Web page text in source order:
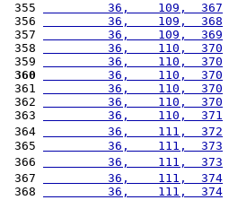
355
         36,    109,  367
356
         36,    109,  368
357
         36,    109,  369
358
         36,    110,  370
359
         36,    110,  370
360
         36,    110,  370
361
         36,    110,  370
362
         36,    110,  370
363
         36,    110,  371
364
         36,    111,  372
365
         36,    111,  373
366
         36,    111,  373
367
         36,    111,  374
368
         36,    111,  374